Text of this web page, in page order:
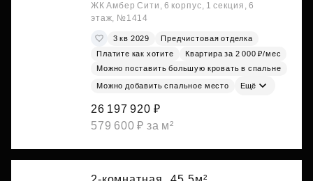
ЖК Амбер Сити, 6 корпус, 1 секция, 6
этаж, №1414
3 кв 2029
Предчистовая отделка
Платите как хотите
Квартира за 2 000 ₽/мес
Можно поставить большую кровать в спальне
Можно добавить спальное место Ещё
26 197 920 ₽
579 600 ₽ за м²